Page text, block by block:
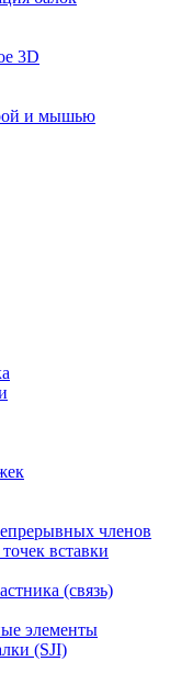
3D
и мышью
членов
вставки
(связь)
элементы
(SJI)